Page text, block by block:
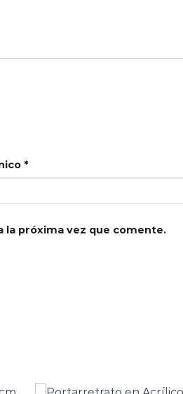
*
la próxima vez que comente.